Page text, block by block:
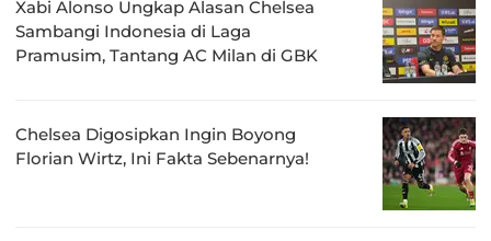
Xabi Alonso Ungkap Alasan Chelsea
Sambangi Indonesia di Laga
Pramusim, Tantang AC Milan di GBK
Chelsea Digosipkan Ingin Boyong
Florian Wirtz, Ini Fakta Sebenarnya!